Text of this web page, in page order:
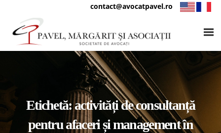
contact@avocatpavel.ro
Etichetă:activități de consultanță
pentru afaceri și management în